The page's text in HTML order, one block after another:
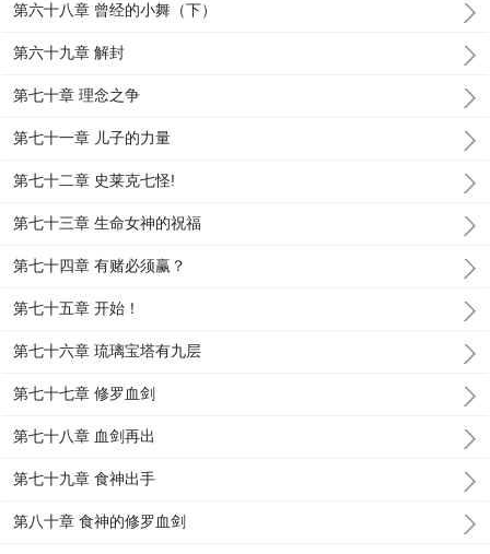
第六十八章 曾经的小舞（下）
第六十九章 解封
第七十章 理念之争
第七十一章 儿子的力量
第七十二章 史莱克七怪!
第七十三章 生命女神的祝福
第七十四章 有赌必须赢？
第七十五章 开始！
第七十六章 琉璃宝塔有九层
第七十七章 修罗血剑
第七十八章 血剑再出
第七十九章 食神出手
第八十章 食神的修罗血剑